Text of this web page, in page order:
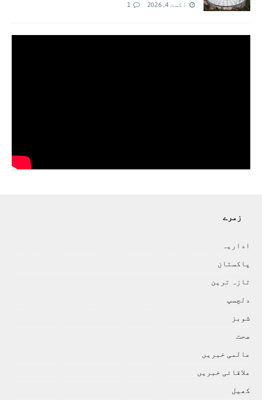
اگست 4, 2026 1
زمرے
اداريہ
پاکستان
تازہ ترين
دلچسپ
شوبز
صحت
عالمی خبريں
علاقائی خبريں
کھيل